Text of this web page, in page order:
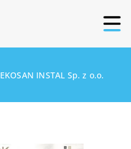
EKOSAN INSTAL Sp. z o.o.